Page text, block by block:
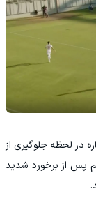
که دوباره در لحظه جلوگیری از
پس از برخورد شدید